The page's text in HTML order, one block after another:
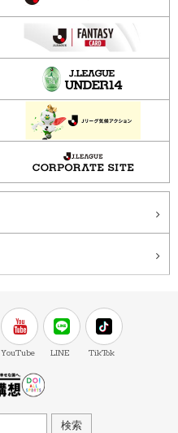
YouTube LINE TikTok
検索